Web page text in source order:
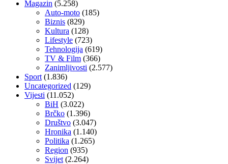
Magazin (5.258)
Auto-moto (185)
Biznis (829)
Kultura (128)
Lifestyle (723)
Tehnologija (619)
TV & Film (366)
Zanimljivosti (2.577)
Sport (1.836)
Uncategorized (129)
Vijesti (11.052)
BiH (3.022)
Brčko (1.396)
Društvo (3.047)
Hronika (1.140)
Politika (1.265)
Region (935)
Svijet (2.264)